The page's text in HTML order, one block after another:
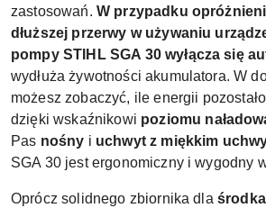
zastosowań. W przypadku
dłuższej przerwy w używaniu
pompy STIHL SGA 30 wyłącza się
wydłuża żywotności akumulatora. W
możesz zobaczyć, ile energii
dzięki wskaźnikowi poziomu
Pas nośny i uchwyt z miękkim
SGA 30 jest ergonomiczny i wygodny
Oprócz solidnego zbiornika dla